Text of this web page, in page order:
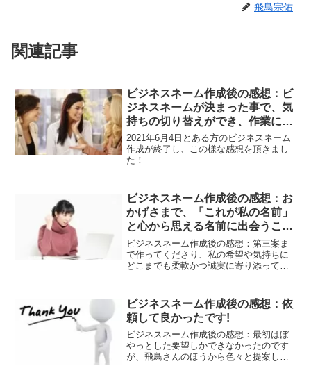
飛鳥宗佑
関連記事
ビジネスネーム作成後の感想：ビ
ジネスネームが決まった事で、気
持ちの切り替えができ、作業にも
集中できるようになりました。飛
鳥さんにお願いして本当に良かっ
たです。ありがとうございまし
2021年6月4日とある方のビジネスネーム
作成が終了し、この様な感想を頂きまし
た！
ビジネスネーム作成後の感想：お
かげさまで、「これが私の名前」
と心から思える名前に出会うこと
ができました。
ビジネスネーム作成後の感想：第三案ま
で作ってくださり、私の希望や気持ちに
どこまでも柔軟かつ誠実に寄り添ってく
ことができました。一生使う名前だから
妥協したくないという気持ちを汲み取っ
ていただき、感謝の気持ちでいっぱいで
す。
ビジネスネーム作成後の感想：依
頼して良かったです!
ビジネスネーム作成後の感想：最初はぼ
やっとした要望しかできなかったのです
が、飛鳥さんのほうから色々と提案して